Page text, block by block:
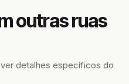
outras ruas
detalhes específicos do